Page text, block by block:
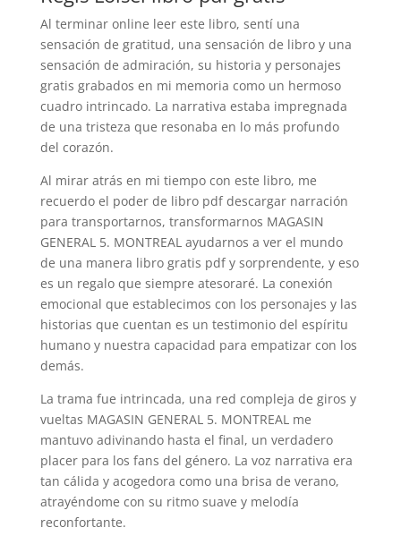
Al terminar online leer este libro, sentí una
sensación de gratitud, una sensación de libro y una
sensación de admiración, su historia y personajes
gratis grabados en mi memoria como un hermoso
cuadro intrincado. La narrativa estaba impregnada
de una tristeza que resonaba en lo más profundo
del corazón.
Al mirar atrás en mi tiempo con este libro, me
recuerdo el poder de libro pdf descargar narración
para transportarnos, transformarnos MAGASIN
GENERAL 5. MONTREAL ayudarnos a ver el mundo
de una manera libro gratis pdf y sorprendente, y eso
es un regalo que siempre atesoraré. La conexión
emocional que establecimos con los personajes y las
historias que cuentan es un testimonio del espíritu
humano y nuestra capacidad para empatizar con los
demás.
La trama fue intrincada, una red compleja de giros y
vueltas MAGASIN GENERAL 5. MONTREAL me
mantuvo adivinando hasta el final, un verdadero
placer para los fans del género. La voz narrativa era
tan cálida y acogedora como una brisa de verano,
atrayéndome con su ritmo suave y melodía
reconfortante.